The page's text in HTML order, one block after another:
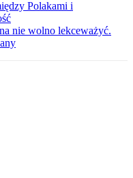
Polakami i
nie wolno lekceważyć.